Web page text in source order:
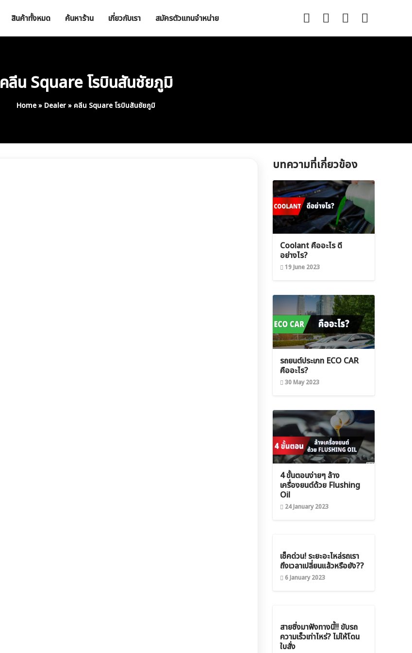
สินค้าทั้งหมด ค้นหาร้าน เกี่ยวกับเรา สมัครตัวแทนจำหน่าย
คลีน Square โรบินสันชัยภูมิ
Home» Dealer» คลีน Square โรบินสันชัยภูมิ
บทความที่เกี่ยวข้อง
Coolant คืออะไร ดี
อย่างไร?
19 June 2023
รถยนต์ประเภท ECO CAR
คืออะไร?
30 May 2023
4 ขั้นตอนง่ายๆ ล้าง
เครื่องยนต์ด้วย Flushing
Oil
24 January 2023
เช็คด่วน! ระยะอะไหล่รถเรา
ถึงเวลาเปลี่ยนแล้วหรือยัง??
6 January 2023
สายซิ่งมาฟังทางนี้!! ขับรถ
ความเร็วเท่าไหร่? ไม่ให้โดน
ใบสั่ง